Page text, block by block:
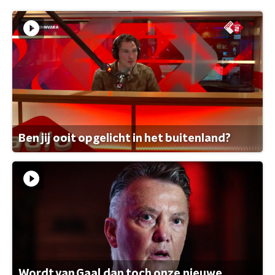
Ben jij ooit opgelicht in het buitenland?